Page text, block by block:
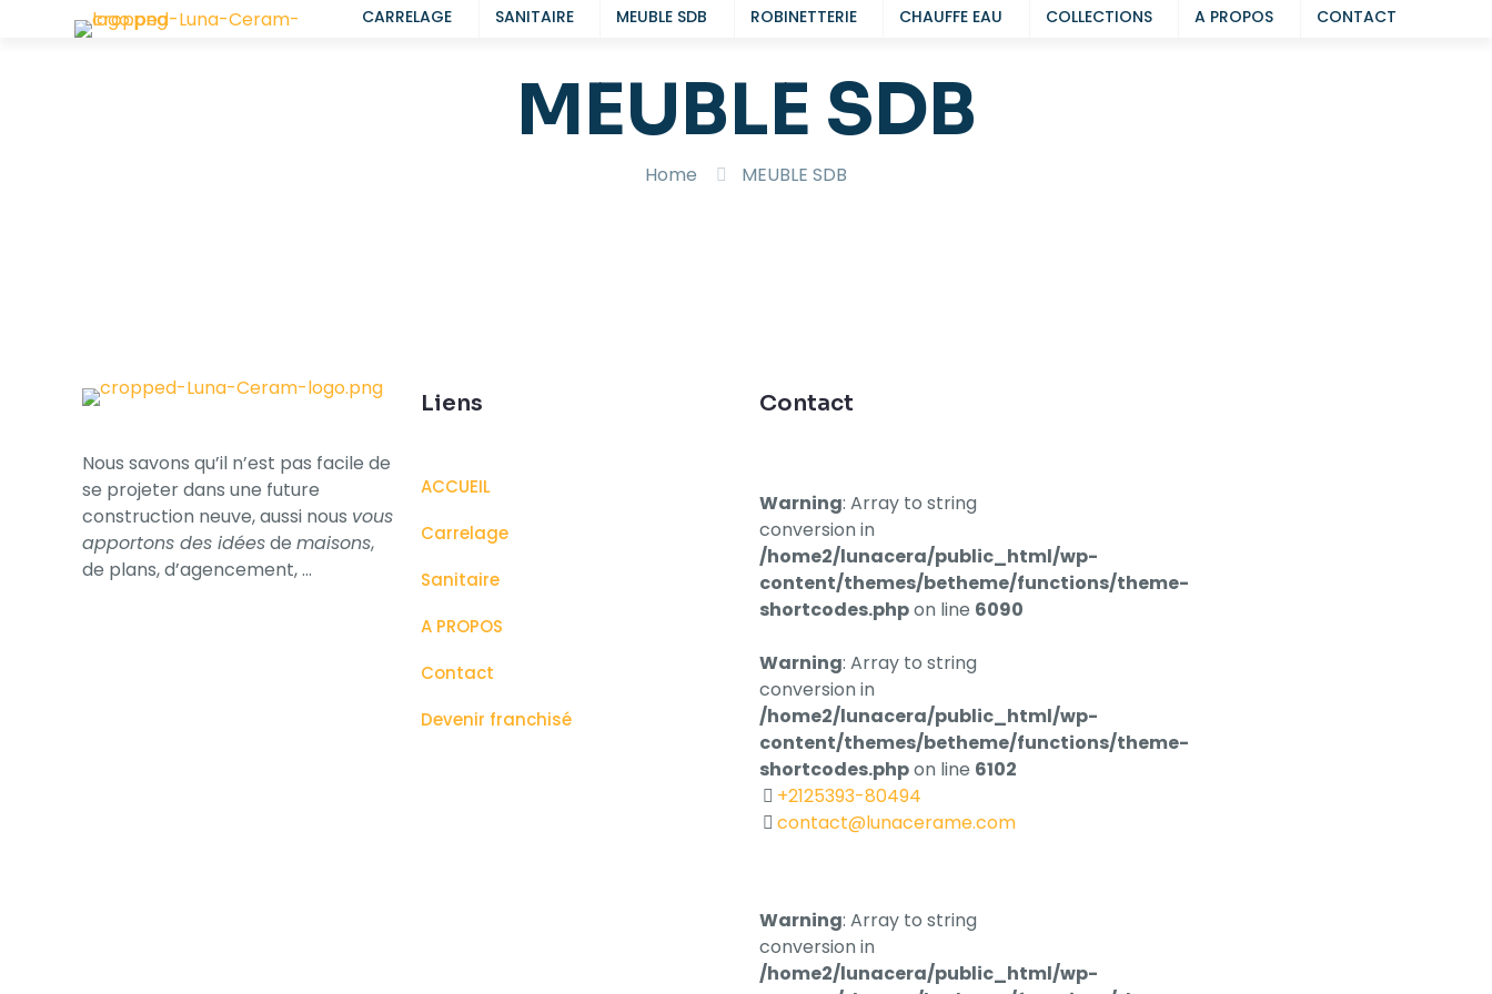
CARRELAGE SANITAIRE MEUBLE SDB ROBINETTERIE CHAUFFE EAU COLLECTIONS A PROPOS CONTACT
MEUBLE SDB
Home MEUBLE SDB
Nous savons qu’il n’est pas facile de
se projeter dans une future
construction neuve, aussi nous vous
apportons des idéesde maisons,
de plans, d’​agencement, …
Liens
ACCUEIL
Carrelage
Sanitaire
A PROPOS
Contact
Devenir franchisé
Contact
Warning: Array to string
conversion in
/home2/lunacera/public_html/wp-
content/themes/betheme/functions/theme-
shortcodes.phpon line 6090
Warning: Array to string
conversion in
/home2/lunacera/public_html/wp-
content/themes/betheme/functions/theme-
shortcodes.phpon line 6102
+2125393-80494
contact@lunacerame.com
Warning: Array to string
conversion in
/home2/lunacera/public_html/wp-